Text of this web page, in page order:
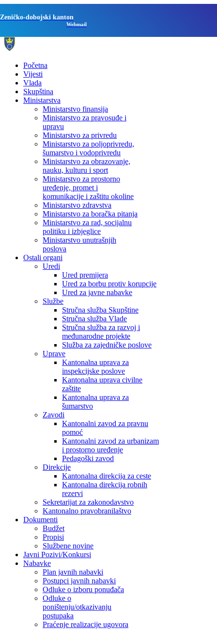
Zeničko-dobojski kanton
Webmail
Početna
Vijesti
Vlada
Skupština
Ministarstva
Ministarstvo finansija
Ministarstvo za pravosuđe i
upravu
Ministarstvo za privredu
Ministarstvo za poljoprivredu,
šumarstvo i vodoprivredu
Ministarstvo za obrazovanje,
nauku, kulturu i sport
Ministarstvo za prostorno
uređenje, promet i
komunikacije i zaštitu okoline
Ministarstvo zdravstva
Ministarstvo za boračka pitanja
Ministarstvo za rad, socijalnu
politiku i izbjeglice
Ministarstvo unutrašnjih
poslova
Ostali organi
Uredi
Ured premijera
Ured za borbu protiv korupcije
Ured za javne nabavke
Službe
Stručna služba Skupštine
Stručna služba Vlade
Stručna služba za razvoj i
međunarodne projekte
Služba za zajedničke poslove
Uprave
Kantonalna uprava za
inspekcijske poslove
Kantonalna uprava civilne
zaštite
Kantonalna uprava za
šumarstvo
Zavodi
Kantonalni zavod za pravnu
pomoć
Kantonalni zavod za urbanizam
i prostorno uređenje
Pedagoški zavod
Direkcije
Kantonalna direkcija za ceste
Kantonalna direkcija robnih
rezervi
Sekretarijat za zakonodavstvo
Kantonalno pravobranilaštvo
Dokumenti
Budžet
Propisi
Službene novine
Javni Pozivi/Konkursi
Nabavke
Plan javnih nabavki
Postupci javnih nabavki
Odluke o izboru ponuđača
Odluke o
poništenju/otkazivanju
postupaka
Praćenje realizacije ugovora